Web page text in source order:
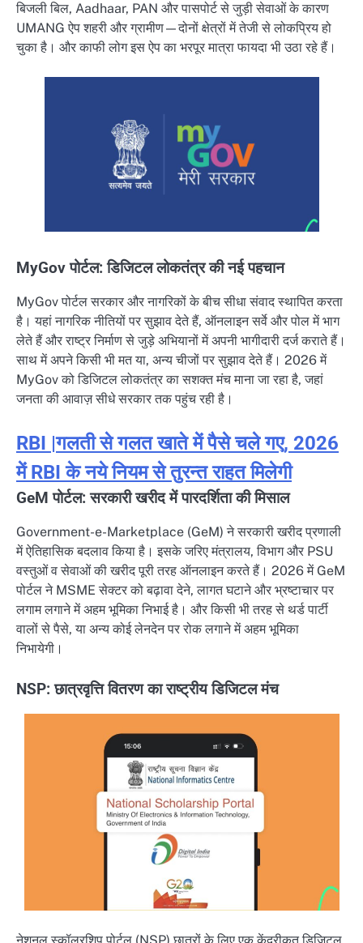
बिजली बिल, Aadhaar, PAN और पासपोर्ट से जुड़ी सेवाओं के कारण
UMANG ऐप शहरी और ग्रामीण—दोनों क्षेत्रों में तेजी से लोकप्रिय हो
चुका है। और काफी लोग इस ऐप का भरपूर मात्रा फायदा भी उठा रहे हैं।
MyGov पोर्टल: डिजिटल लोकतंत्र की नई पहचान
MyGov पोर्टल सरकार और नागरिकों के बीच सीधा संवाद स्थापित करता
है। यहां नागरिक नीतियों पर सुझाव देते हैं, ऑनलाइन सर्वे और पोल में भाग
लेते हैं और राष्ट्र निर्माण से जुड़े अभियानों में अपनी भागीदारी दर्ज कराते हैं।
साथ में अपने किसी भी मत या, अन्य चीजों पर सुझाव देते हैं। 2026 में
MyGov को डिजिटल लोकतंत्र का सशक्त मंच माना जा रहा है, जहां
जनता की आवाज़ सीधे सरकार तक पहुंच रही है।
RBI |गलती से गलत खाते में पैसे चले गए, 2026
में RBI के नये नियम से तुरन्त राहत मिलेगी
GeM पोर्टल: सरकारी खरीद में पारदर्शिता की मिसाल
Government-e-Marketplace (GeM) ने सरकारी खरीद प्रणाली
में ऐतिहासिक बदलाव किया है। इसके जरिए मंत्रालय, विभाग और PSU
वस्तुओं व सेवाओं की खरीद पूरी तरह ऑनलाइन करते हैं। 2026 में GeM
पोर्टल ने MSME सेक्टर को बढ़ावा देने, लागत घटाने और भ्रष्टाचार पर
लगाम लगाने में अहम भूमिका निभाई है। और किसी भी तरह से थर्ड पार्टी
वालों से पैसे, या अन्य कोई लेनदेन पर रोक लगाने में अहम भूमिका
निभायेगी।
NSP: छात्रवृत्ति वितरण का राष्ट्रीय डिजिटल मंच
नेशनल स्कॉलरशिप पोर्टल (NSP) छात्रों के लिए एक केंद्रीकृत डिजिटल